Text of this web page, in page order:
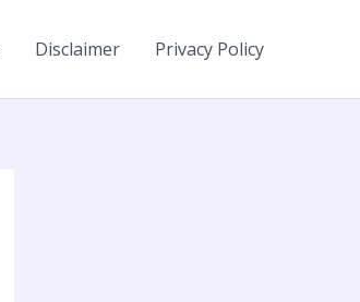
Disclaimer Privacy Policy